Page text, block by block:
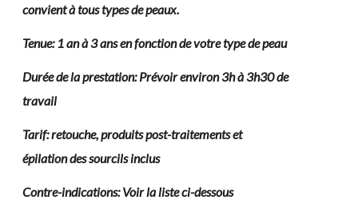
convient à tous types de peaux.
Tenue: 1 an à 3 ans en fonction de votre type de peau
Durée de la prestation: Prévoir environ 3h à 3h30 de
travail
Tarif: retouche, produits post-traitements et
épilation des sourcils inclus
Contre-indications: Voir la liste ci-dessous